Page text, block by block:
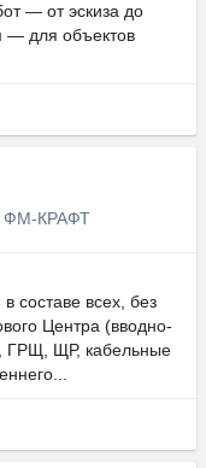
— от эскиза до
— для объектов
ФМ-КРАФТ
составе всех, без
Центра (вводно-
ГРЩ, ЩР, кабельные